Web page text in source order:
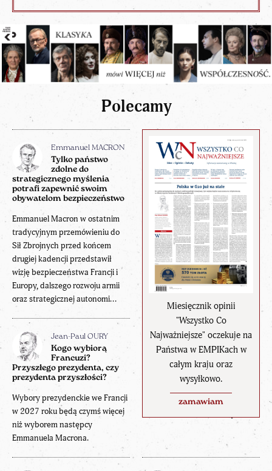
Polecamy
Miesięcznik opinii
"Wszystko Co
Najważniejsze" oczekuje na
Państwa w EMPIKach w
całym kraju oraz
wysyłkowo.
zamawiam
Emmanuel MACRON
Tylko państwo
zdolne do
strategicznego myślenia
potrafi zapewnić swoim
obywatelom bezpieczeństwo
Emmanuel Macron w ostatnim
tradycyjnym przemówieniu do
Sił Zbrojnych przed końcem
drugiej kadencji przedstawił
wizję bezpieczeństwa Francji i
Europy, dalszego rozwoju armii
oraz strategicznej autonomi...
Jean-Paul OURY
Kogo wybiorą
Francuzi?
Przyszłego prezydenta, czy
prezydenta przyszłości?
Wybory prezydenckie we Francji
w 2027 roku będą czymś więcej
niż wyborem następcy
Emmanuela Macrona.